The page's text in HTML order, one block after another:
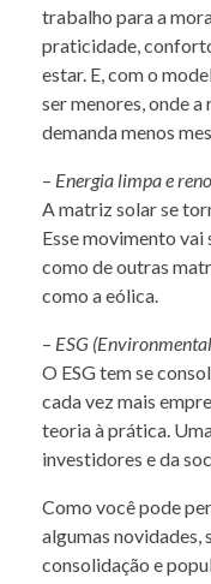
trabalho para a
praticidade,
estar. E, com o
ser menores, onde
demanda menos
– Energia limpa e
A matriz solar se
Esse movimento vai
como de outras
como a eólica.
– ESG
O ESG tem se
cada vez mais
teoria à prática.
investidores e da
Como você pode
algumas novidades,
consolidação e